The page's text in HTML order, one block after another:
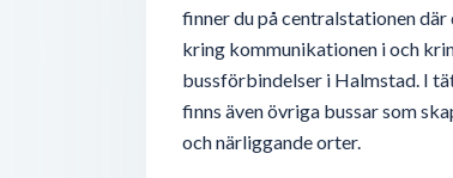
finner du på centralstationen
kring kommunikationen i och
bussförbindelser i Halmstad. I
finns även övriga bussar som
och närliggande orter.